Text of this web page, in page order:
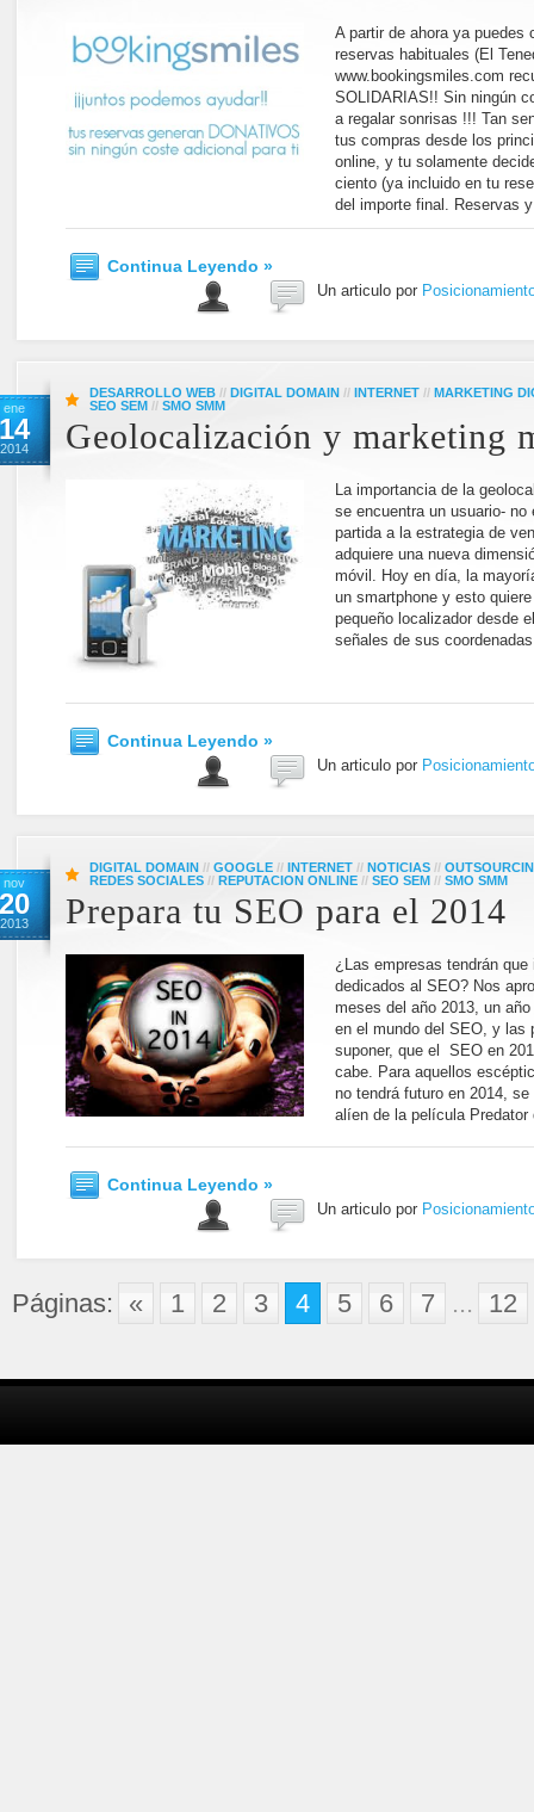
A partir de ahora ya puedes
reservas habituales (El
www.bookingsmiles.com
SOLIDARIAS!! Sin ningún
a regalar sonrisas !!! Tan
tus compras desde los
online, y tu solamente
ciento (ya incluido en tu
del importe final. Reservas
Continua Leyendo »
Un articulo por
ene
14
2014
DESARROLLO WEB // DIGITAL DOMAIN // INTERNET // MARKETING
SEO SEM // SMO SMM
Geolocalización y marketing
La importancia de la
se encuentra un usuario-
partida a la estrategia de
adquiere una nueva
móvil. Hoy en día, la
un smartphone y esto
pequeño localizador desde
señales de sus
Continua Leyendo »
Un articulo por
nov
20
2013
DIGITAL DOMAIN // GOOGLE // INTERNET // NOTICIAS //
REDES SOCIALES // REPUTACION ONLINE // SEO SEM // SMO SMM
Prepara tu SEO para el 2014
¿Las empresas tendrán
dedicados al SEO? Nos
meses del año 2013, un
en el mundo del SEO, y las
suponer, que el SEO en
cabe. Para aquellos
no tendrá futuro en 2014,
alíen de la película
Continua Leyendo »
Un articulo por
Páginas: « 1 2 3 4 5 6 7 ... 12